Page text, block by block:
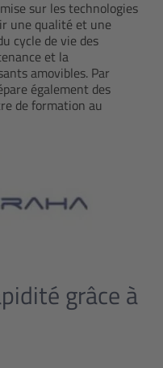
sur les technologies
une qualité et une
cycle de vie des
et la
amovibles. Par
également des
de formation au
grâce à